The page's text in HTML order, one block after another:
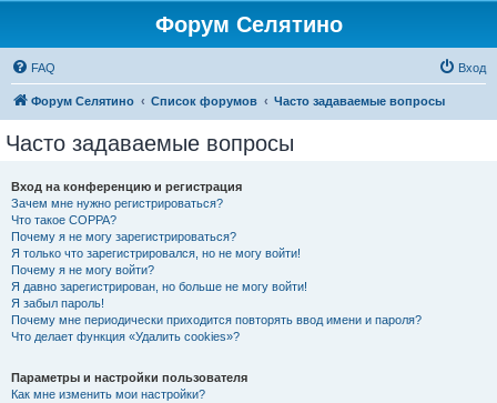
Форум Селятино
FAQ Вход
Форум Селятино Список форумов Часто задаваемые вопросы
Часто задаваемые вопросы
Вход на конференцию и регистрация
Зачем мне нужно регистрироваться?
Что такое COPPA?
Почему я не могу зарегистрироваться?
Я только что зарегистрировался, но не могу войти!
Почему я не могу войти?
Я давно зарегистрирован, но больше не могу войти!
Я забыл пароль!
Почему мне периодически приходится повторять ввод имени и пароля?
Что делает функция «Удалить cookies»?
Параметры и настройки пользователя
Как мне изменить мои настройки?